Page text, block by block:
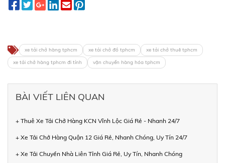
xe tải chở hàng tphcm xe tải chở đồ tphcm
xe tải chở thuê tphcm
xe tải chở hàng tphcm đi tỉnh
vận chuyển hàng hóa tphcm
BÀI VIẾT LIÊN QUAN
+ Thuê Xe Tải Chở Hàng KCN Vĩnh Lộc Giá Rẻ - Nhanh 24/7
+ Xe Tải Chở Hàng Quận 12 Giá Rẻ, Nhanh Chóng, Uy Tín 24/7
+ Xe Tải Chuyển Nhà Liên Tỉnh Giá Rẻ, Uy Tín, Nhanh Chóng